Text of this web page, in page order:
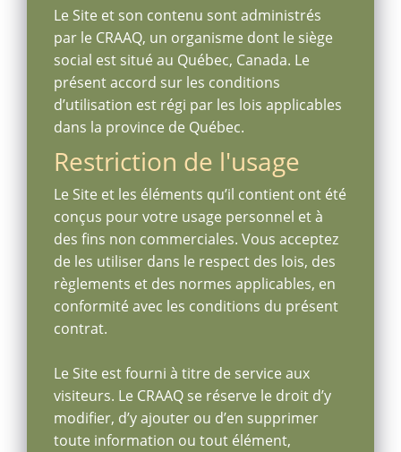
Le Site et son contenu sont administrés
par le CRAAQ, un organisme dont le siège
social est situé au Québec, Canada. Le
présent accord sur les conditions
d’utilisation est régi par les lois applicables
dans la province de Québec.
Restriction de l'usage
Le Site et les éléments qu’il contient ont été
conçus pour votre usage personnel et à
des fins non commerciales. Vous acceptez
de les utiliser dans le respect des lois, des
règlements et des normes applicables, en
conformité avec les conditions du présent
contrat.
Le Site est fourni à titre de service aux
visiteurs. Le CRAAQ se réserve le droit d’y
modifier, d’y ajouter ou d’en supprimer
toute information ou tout élément,